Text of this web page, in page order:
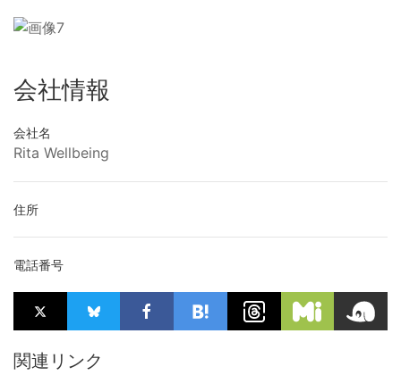
会社情報
会社名
Rita Wellbeing
住所
電話番号
関連リンク